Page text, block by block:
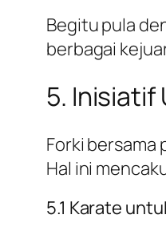
Begitu pula
berbagai
5. Inisiatif
Forki
Hal ini
5.1 Karate